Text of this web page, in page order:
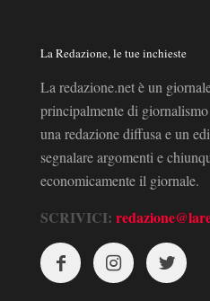
La Redazione, le tue inchieste
La redazione.net è un
principalmente di
una redazione diffusa e un
segnalare argomenti e
economicamente il giornale.
SCRIVICI: